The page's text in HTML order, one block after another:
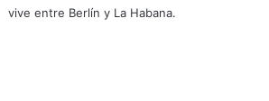
vive entre Berlín y La Habana.